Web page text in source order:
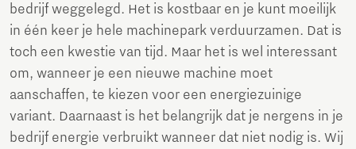
bedrijf weggelegd. Het is kostbaar en je kunt moeilijk
in één keer je hele machinepark verduurzamen. Dat is
toch een kwestie van tijd. Maar het is wel interessant
om, wanneer je een nieuwe machine moet
aanschaffen, te kiezen voor een energiezuinige
variant. Daarnaast is het belangrijk dat je nergens in je
bedrijf energie verbruikt wanneer dat niet nodig is. Wij